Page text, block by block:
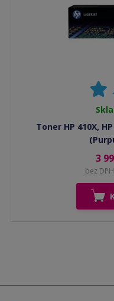
Toner HP 410X,
3
bez